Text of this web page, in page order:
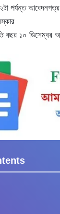
পর্যন্ত
বছর ১০ ডিসেম্বর